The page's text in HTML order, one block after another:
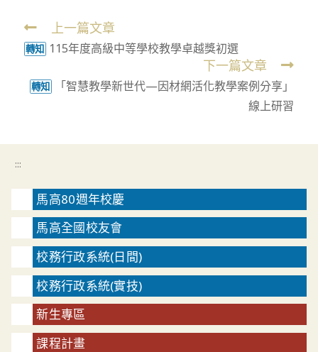
Read
more
上一篇文章
轉知 115年度高級中等學校教學卓越獎初選
下一篇文章
轉知
「智慧教學新世代—因材網活化教學案例分享」
線上研習
:::
馬高80週年校慶
馬高全國校友會
校務行政系統(日間)
校務行政系統(實技)
新生專區
課程計畫